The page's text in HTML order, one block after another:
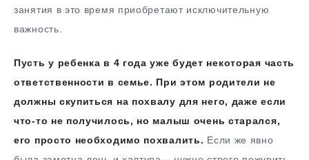
занятия в это время приобретают исключительную
важность.
Пусть у ребенка в 4 года уже будет некоторая часть
ответственности в семье. При этом родители не
должны скупиться на похвалу для него, даже если
что-то не получилось, но малыш очень старался,
его просто необходимо похвалить. Если же явно